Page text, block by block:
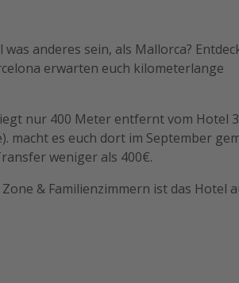
anderes sein, als Mallorca?
erwarten euch kilometerlange
nur 400 Meter entfernt vom Hotel
macht es euch dort im September
weniger als 400€.
& Familienzimmern ist das Hotel